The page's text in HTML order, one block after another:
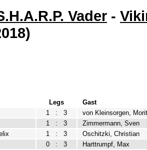
Vader -
Legs
Gast
1 : 3
von Kleinsorgen,
1 : 3
Zimmermann, Sven
1 : 3
Oschitzki, Christian
0 : 3
Harttrumpf, Max